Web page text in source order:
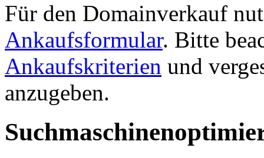
Für den Domainverkauf
Ankaufsformular. Bitte
Ankaufskriterien und
anzugeben.